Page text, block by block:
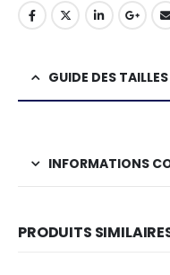
GUIDE DES TAILLES
INFORMATIONS
PRODUITS